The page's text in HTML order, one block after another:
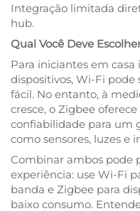
Integração limitada
hub.
Qual Você Deve
Para iniciantes em
dispositivos, Wi-Fi
fácil. No entanto, à
cresce, o Zigbee
confiabilidade para um
como sensores, luzes e
Combinar ambos pode
experiência: use Wi-Fi
banda e Zigbee para
baixo consumo.